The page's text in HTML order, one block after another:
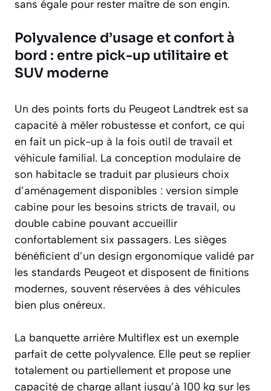
sans égale pour rester maître de son engin.
Polyvalence d’usage et confort à
bord : entre pick-up utilitaire et
SUV moderne
Un des points forts du Peugeot Landtrek est sa
capacité à mêler robustesse et confort, ce qui
en fait un pick-up à la fois outil de travail et
véhicule familial. La conception modulaire de
son habitacle se traduit par plusieurs choix
d’aménagement disponibles : version simple
cabine pour les besoins stricts de travail, ou
double cabine pouvant accueillir
confortablement six passagers. Les sièges
bénéficient d’un design ergonomique validé par
les standards Peugeot et disposent de finitions
modernes, souvent réservées à des véhicules
bien plus onéreux.
La banquette arrière Multiflex est un exemple
parfait de cette polyvalence. Elle peut se replier
totalement ou partiellement et propose une
capacité de charge allant jusqu’à 100 kg sur les